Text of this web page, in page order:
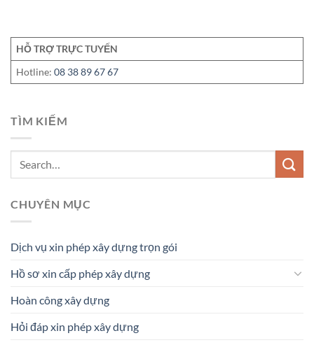
HỖ TRỢ TRỰC TUYẾN
Hotline:08 38 89 67 67
TÌM KIẾM
CHUYÊN MỤC
Dịch vụ xin phép xây dựng trọn gói
Hồ sơ xin cấp phép xây dựng
Hoàn công xây dựng
Hỏi đáp xin phép xây dựng